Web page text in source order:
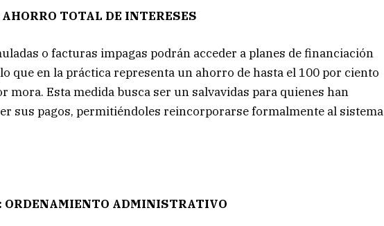
TOTAL DE INTERESES
o facturas impagas podrán acceder a planes de financiación
que en la práctica representa un ahorro de hasta el 100 por ciento
mora. Esta medida busca ser un salvavidas para quienes han
sus pagos, permitiéndoles reincorporarse formalmente al sistema
ORDENAMIENTO ADMINISTRATIVO